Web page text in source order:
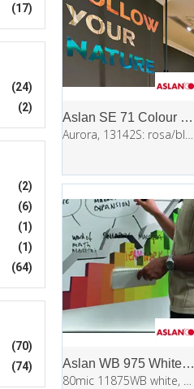
(17)
(24)
(2)
(2)
(6)
(1)
(1)
(64)
(70)
(74)
Aslan SE 71 Colour Shift Opaque
Aurora, 13142S: rosa/blå 1,35x25m
Aslan WB 975 WhiteboardMatt
80mic 11875WB white, matt 1,37x50m